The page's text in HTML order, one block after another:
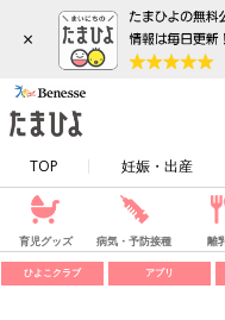
×
TOP 妊娠・出産
育児グッズ 病気・予防接種 離
ひよこクラブ アプリ